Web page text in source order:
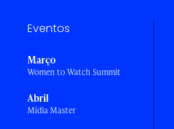
Eventos
Março
Women to Watch Summit
Abril
Mídia Master